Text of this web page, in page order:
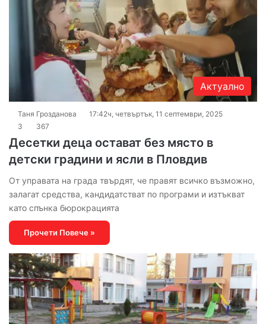
Актуално
Таня Грозданова
17:42ч, четвъртък, 11 септември, 2025
3
367
Десетки деца остават без място в
детски градини и ясли в Пловдив
От управата на града твърдят, че правят всичко възможно,
залагат средства, кандидатстват по програми и изтъкват
като спънка бюрокрацията
Прочети Повече »